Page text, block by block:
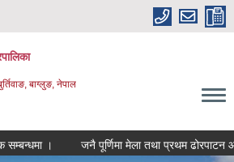
बाग्लुङ, नेपाल
। जनै पूर्णिमा मेला तथा प्रथम ढोरपाटन